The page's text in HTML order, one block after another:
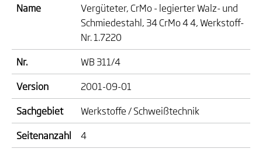
Name
Vergüteter, CrMo - legierter Walz- und
Schmiedestahl, 34 CrMo 4 4, Werkstoff-
Nr. 1.7220
Nr.
WB 311/4
Version
2001-09-01
Sachgebiet
Werkstoffe / Schweißtechnik
Seitenanzahl
4